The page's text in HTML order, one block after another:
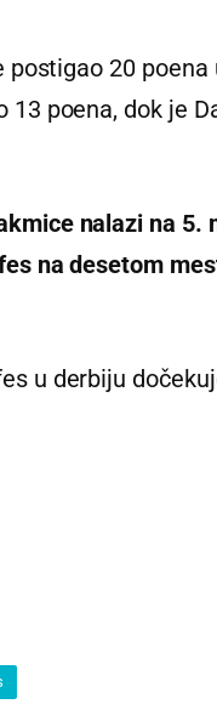
20
poena, dok je
nalazi na 5.
na desetom
u derbiju